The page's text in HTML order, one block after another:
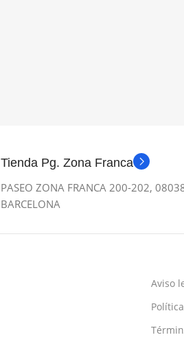
Tienda Pg. Zona Franca
PASEO ZONA FRANCA 200-202,
BARCELONA
Aviso